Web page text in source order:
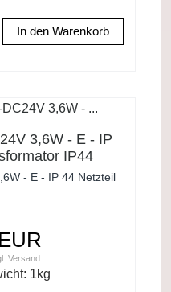
3,6W - E - IP
IP44
- E - IP 44 Netzteil
Versand
1kg